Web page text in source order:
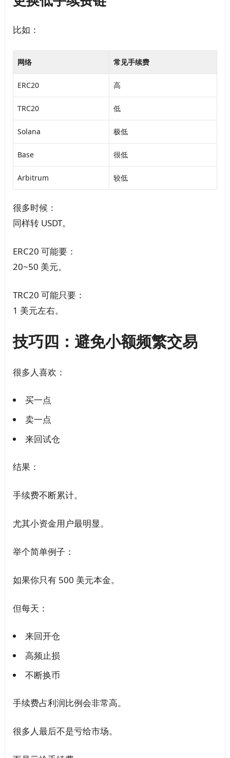
比如：
网络 常见手续费
ERC20 高
TRC20 低
Solana 极低
Base 很低
Arbitrum 较低
很多时候：
同样转 USDT。
ERC20 可能要：
20~50 美元。
TRC20 可能只要：
1 美元左右。
技巧四：避免小额频繁交易
很多人喜欢：
买一点
卖一点
来回试仓
结果：
手续费不断累计。
尤其小资金用户最明显。
举个简单例子：
如果你只有 500 美元本金。
但每天：
来回开仓
高频止损
不断换币
手续费占利润比例会非常高。
很多人最后不是亏给市场。